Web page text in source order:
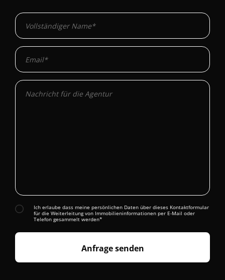
Ich erlaube dass meine persönlichen Daten über dieses Kontaktformular
für die Weiterleitung von Immobilieninformationen per E-Mail oder
Telefon gesammelt werden*
Anfrage senden